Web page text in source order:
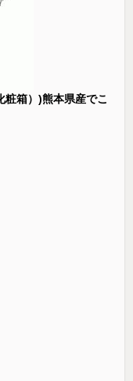
粧箱）)熊本県産でこ